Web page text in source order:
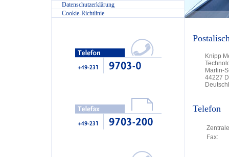
Datenschutzerklärung
Cookie-Richtlinie
Knipp
Martin-
44227
Telefon
Fax: